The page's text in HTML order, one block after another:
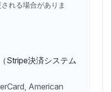
れる場合がありま
Stripe決済システム
American